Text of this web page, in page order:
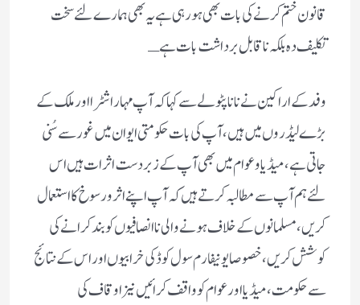
قانون ختم کرنے کی بات بھی ہورہی ہے یہ بھی ہمارے لئے سخت
تکلیف دہ بلکہ ناقابل برداشت بات ہے ـ
وفد کے اراکین نے نانا پٹولے سے کہا کہ آپ مہاراشٹرا اور ملک کے
بڑے لیڈروں میں ہیں، آپ کی بات حکومتی ایوان میں غور سے سُنی
جاتی ہے، میڈیا و عوام میں بھی آپ کے زبردست اثرات ہیں اس
لئے ہم آپ سے مطالبہ کرتے ہیں کہ آپ اپنے اثرورسوخ کا استعمال
کریں، مسلمانوں کے خلاف ہونے والی ناانصافیوں کو بند کرانے کی
کوشش کریں، خصوصا یونیفارم سول کوڈ کی خرابیوں اور اس کے نتائج
سے حکومت، میڈیا اور عوام کو واقف کرائیں نیزاوقاف کی